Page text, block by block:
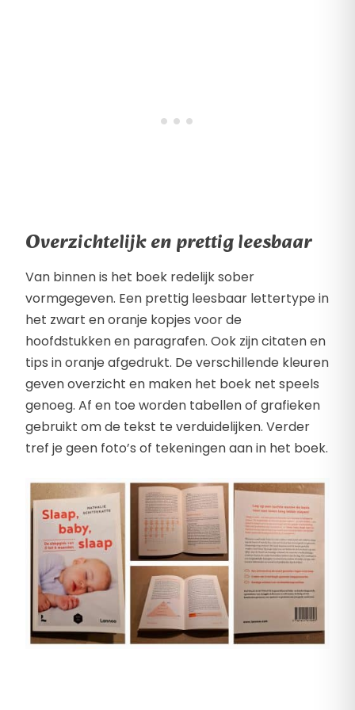
Overzichtelijk en prettig leesbaar
Van binnen is het boek redelijk sober
vormgegeven. Een prettig leesbaar lettertype in
het zwart en oranje kopjes voor de
hoofdstukken en paragrafen. Ook zijn citaten en
tips in oranje afgedrukt. De verschillende kleuren
geven overzicht en maken het boek net speels
genoeg. Af en toe worden tabellen of grafieken
gebruikt om de tekst te verduidelijken. Verder
tref je geen foto’s of tekeningen aan in het boek.